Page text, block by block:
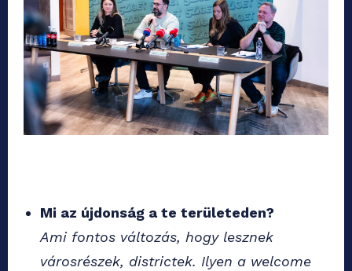
Mi az újdonság a te területeden?
Ami fontos változás, hogy lesznek
városrészek, districtek. Ilyen a welcome